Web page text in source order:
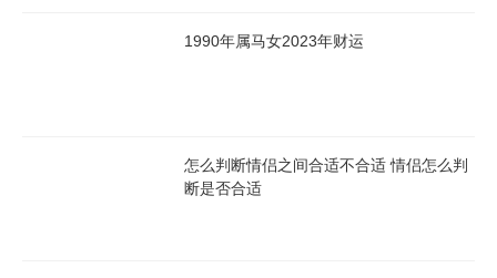
1990年属马女2023年财运
怎么判断情侣之间合适不合适 情侣怎么判
断是否合适